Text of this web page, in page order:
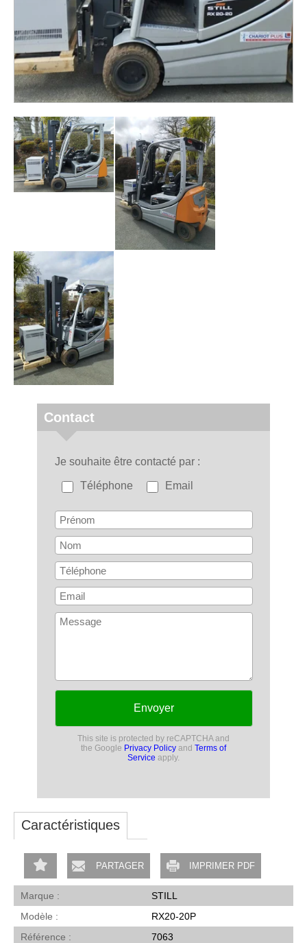
Caractéristiques
PARTAGER IMPRIMER PDF
Marque
STILL
Modèle
RX20-20P
Référence
7063
Contact
Je souhaite être contacté par
Téléphone Email
Envoyer
This site is protected by reCAPTCHA and
the Google Privacy Policy and Terms of
Service apply.